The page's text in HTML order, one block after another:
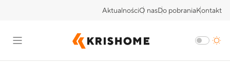
AktualnościO nasDo pobraniaKontakt